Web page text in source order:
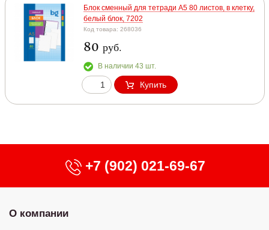
Блок сменный для тетради А5 80 листов, в клетку,
белый блок, 7202
Код товара: 268036
80 руб.
В наличии 43 шт.
Купить
+7 (902) 021-69-67
О компании